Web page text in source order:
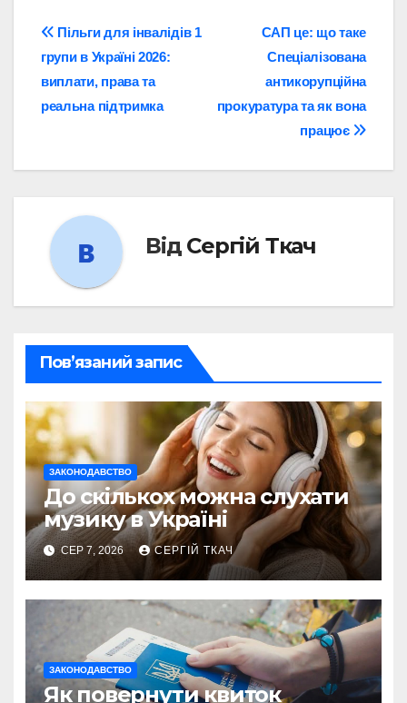
Навігація
записів
САП це: що таке
Спеціалізована
антикорупційна
прокуратура та як вона
працює
Пільги для інвалідів 1
групи в Україні 2026:
виплати, права та
реальна підтримка
Від Сергій Ткач
Пов’язаний запис
ЗАКОНОДАВСТВО
До скількох можна слухати
музику в Україні
СЕР 7, 2026 СЕРГІЙ ТКАЧ
ЗАКОНОДАВСТВО
Як повернути квиток